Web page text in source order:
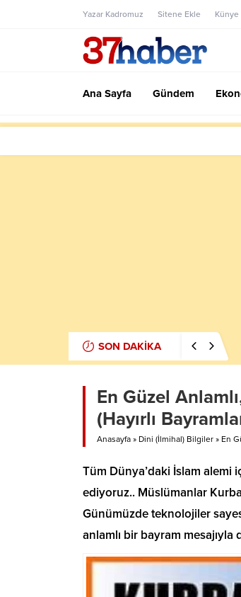
Yazar Kadromuz Sitene Ekle Künye
Ana Sayfa Gündem
SON DAKİKA
En Güzel
(Hayırlı
Anasayfa » Dini (İlmihal) Bilgiler » En
Tüm Dünya’daki İslam alemi
ediyoruz.. Müslümanlar
Günümüzde teknolojiler
anlamlı bir bayram